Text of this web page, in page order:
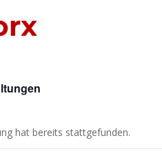
hat bereits stattgefunden.